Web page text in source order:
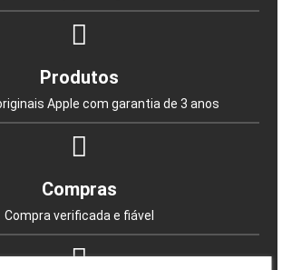
Produtos
Apple com garantia de 3 anos
Compras
Compra verificada e fiável